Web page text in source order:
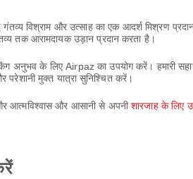
विश्राम और उत्साह का एक आदर्श मिश्रण
तक आरामदायक उड़ान प्रदान करता है।
अनुभव के लिए Airpaz का उपयोग करें। हमारी
मुक्त यात्रा सुनिश्चित करें।
आत्मविश्वास और आसानी से अपनीशारजाह के लिए